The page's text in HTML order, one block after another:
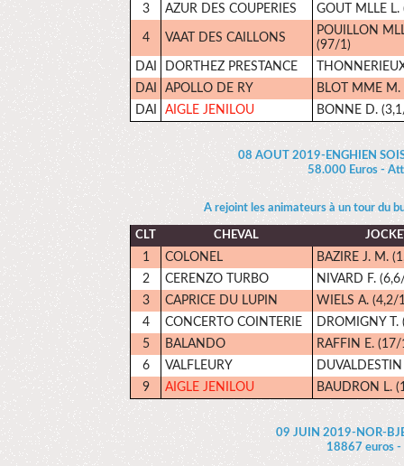
3
AZUR DES COUPERIES GOUT MLLE
4 VAAT DES CAILLONS
POUILLON
(97/1)
DAI
DORTHEZ PRESTANCE
DAI
APOLLO DE RY
BLOT MME M.
DAI
AIGLE JENILOU BONNE D.
08 AOUT 2019-ENGHIEN
58.000 Euros -
A rejoint les animateurs à un tour du
CLT CHEVAL
1 COLONEL
BAZIRE J. M.
2
CERENZO TURBO
NIVARD F.
3
CAPRICE DU LUPIN
WIELS A. (4,2/
4
CONCERTO COINTERIE
DROMIGNY T.
5
BALANDO
RAFFIN E. (17/
6
VALFLEURY
9
AIGLE JENILOU BAUDRON L.
09 JUIN 2019-NOR-
18867 euros